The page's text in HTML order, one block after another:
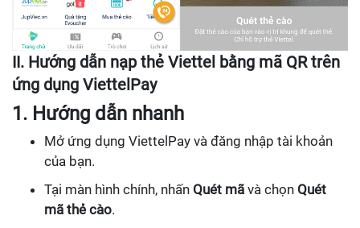
II. Hướng dẫn nạp thẻ Viettel bằng mã QR trên
ứng dụng ViettelPay
1. Hướng dẫn nhanh
Mở ứng dụng ViettelPay và đăng nhập tài khoản
của bạn.
Tại màn hình chính, nhấn Quét mã và chọn Quét
mã thẻ cào.